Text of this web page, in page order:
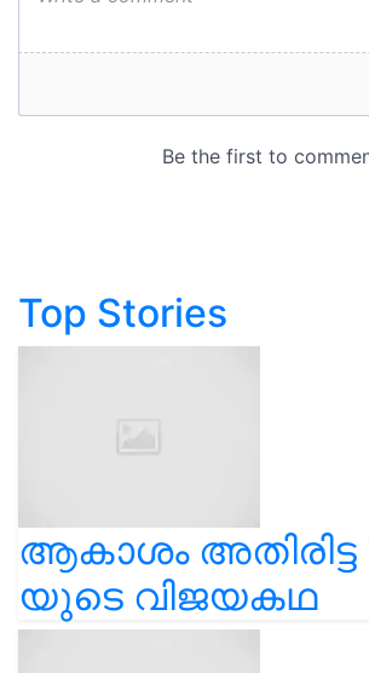
Top Stories
ആകാശം അതിരിട്ട
യുടെ വിജയകഥ